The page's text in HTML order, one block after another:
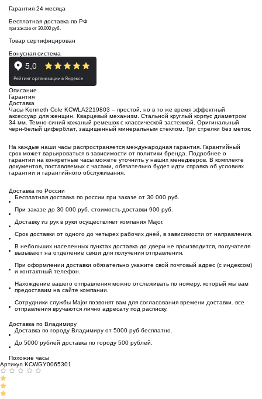
Гарантия 24 месяца
Бесплатная доставка по РФ
при заказе от 30.000 руб.
Товар сертифицирован
Бонусная система
Описание
Гарантия
Доставка
Часы Kenneth Cole KCWLA2219803 – простой, но в то же время эффектный
аксессуар для женщин. Кварцевый механизм. Стальной круглый корпус диаметром
34 мм. Темно-синий кожаный ремешок с классической застежкой. Оригинальный
черн-белый циферблат, защищенный минеральным стеклом. Три стрелки без меток.
На каждые наши часы распространяется международная гарантия. Гарантийный
срок может варьироваться в зависимости от политики бренда. Подробнее о
гарантии на конкретные часы можете уточнить у наших менеджеров. В комплекте
документов, поставляемых с часами, обязательно будет идти справка об условиях
гарантии и гарантийного обслуживания.
Доставка по России
Бесплатная доставка по россии при заказе от 30 000 руб.
При заказе до 30 000 руб. стоимость доставки 900 руб.
Доставку из рук в руки осуществляет компания Major.
Срок доставки от одного до четырех рабочих дней, в зависимости от направления.
В небольших населенных пунктах доставка до двери не производится, получателя
вызывают на отделение связи для получения отправления.
При оформлении доставки обязательно укажите свой почтовый адрес (с индексом)
и контактный телефон.
Нахождение вашего отправления можно отслеживать по номеру, который мы вам
предоставим на сайте компании.
Сотрудники службы Major позвонят вам для согласования времени доставки. все
отправления вручаются лично адресату под расписку.
Доставка по Владимиру
Доставка по городу Владимиру от 5000 руб бесплатно.
До 5000 рублей доставка по городу 500 рублей.
Похожие часы
Артикул KCWGY0065301